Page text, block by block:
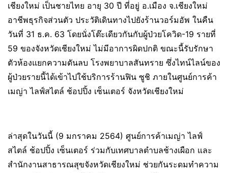
เชียงใหม่ เป็นชายไทย อายุ 30 ปี ที่อยู่ อ.เมือง จ.เชียงใหม่
อาชีพธุรกิจส่วนตัว ประวัติเดินทางไปยังร้านวอร์มอัพ ในคืน
วันที่ 31 ธ.ค. 63 โดยนั่งโต๊ะเดียวกันกับผู้ป่วยโควิด-19 รายที่
59 ของจังหวัดเชียงใหม่ ไม่มีอาการผิดปกติ ขณะนี้รับรักษา
ตัวห้องแยกความดันลบ โรงพยาบาลสันทราย ซึ่งไทน์ไลน์ของ
ผู้ป่วยรายนี้ได้เข้าไปใช้บริการร้านฟิน ซูชิ ภายในศูนย์การค้า
เมญ่า ไลฟ์สไตล์ ช้อปปิ้ง เซ็นเตอร์ จังหวัดเชียงใหม่
ล่าสุดในวันนี้ (9 มกราคม 2564) ศูนย์การค้าเมญ่า ไลฟ์
สไตล์ ช้อปปิ้ง เซ็นเตอร์ ร่วมกับเทศบาลตำบลช้างเผือก และ
สำนักงานสาธารณสุขจังหวัดเชียงใหม่ ช่วยกันระดมทำความ